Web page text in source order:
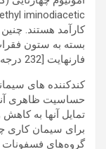
کارآمد هستند.
فارنهایت [232 درجه سانتی گراد] موثر هستند.
کندکننده های
حساسیت ظاهری
تمایل آنها به
برای سیمان کاری